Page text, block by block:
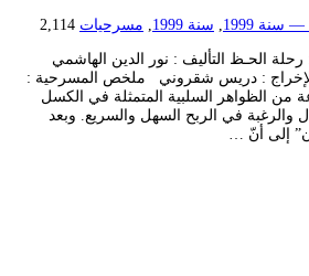
سنة 1999 مسرحيات 2,114
العرض : رحلة الحـظ التأليف : نور الدين الهاشمي
: دريس شقروني ملخص المسرحية :
من الظواهر السلبية المتمثلة في الكسل
والرغبة في الربح السهل والسريع. وبعد
إلى أنّ …